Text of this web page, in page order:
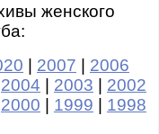
женского
| 2007 | 2006
2004 | 2003 | 2002
2000 | 1999 | 1998